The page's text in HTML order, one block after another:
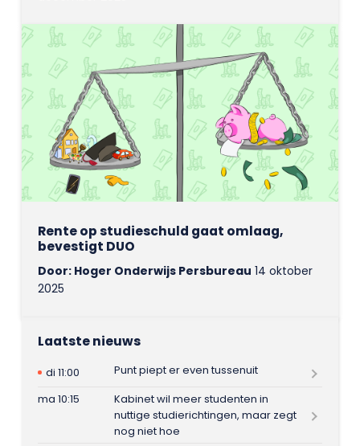
Rente op studieschuld gaat omlaag,
bevestigt DUO
Door: Hoger Onderwijs Persbureau 14 oktober
2025
Laatste nieuws
di 11:00
Punt piept er even tussenuit
ma 10:15
Kabinet wil meer studenten in
nuttige studierichtingen, maar zegt
nog niet hoe